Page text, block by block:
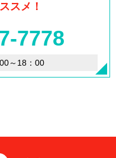
スメ！
7778
～18：00